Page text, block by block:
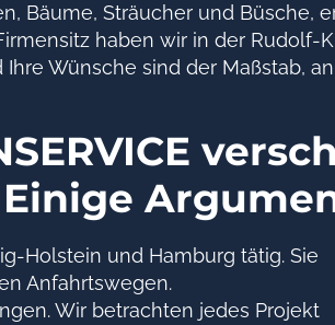
Bäume, Sträucher und Büsche,
haben wir in der
Wünsche sind der Maßstab,
Holstein und Hamburg tätig. Sie
Anfahrtswegen.
Wir betrachten jedes Projekt